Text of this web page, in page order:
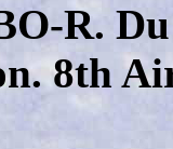
R.
8th